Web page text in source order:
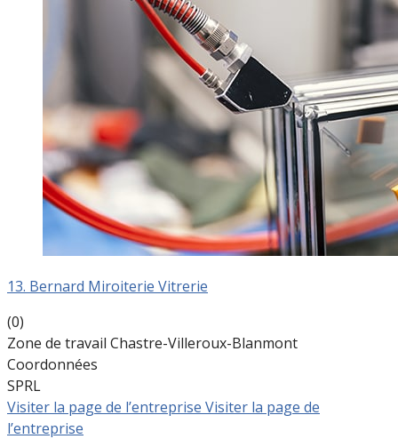
13. Bernard Miroiterie Vitrerie
(0)
Zone de travail Chastre-Villeroux-Blanmont
Coordonnées
SPRL
Visiter la page de l’entreprise Visiter la page de
l’entreprise